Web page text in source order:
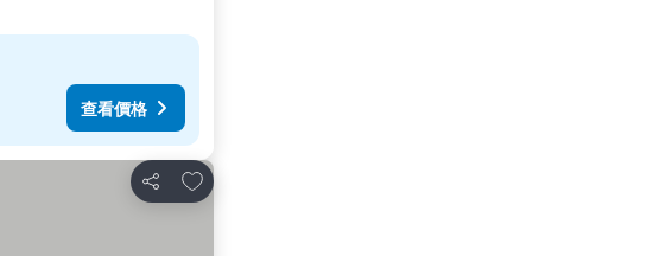
查看價格
分享
加入我的最愛